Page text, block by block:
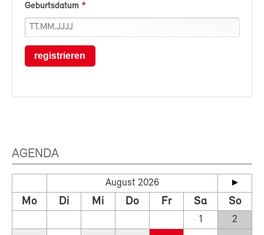
Geburtsdatum
registrieren
AGENDA
August 2026
Mo Di Mi Do Fr Sa So
1
2